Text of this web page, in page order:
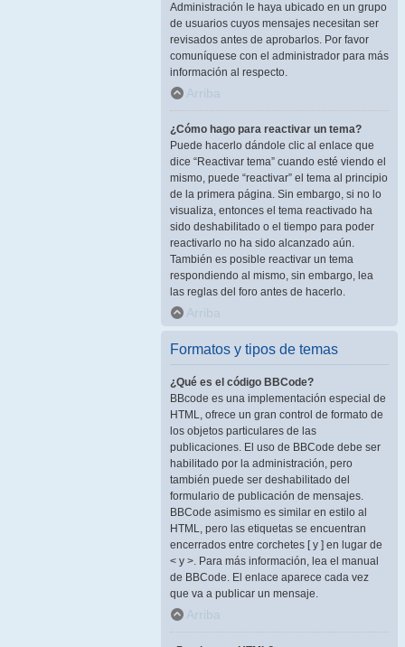
Administración le haya ubicado en un grupo
de usuarios cuyos mensajes necesitan ser
revisados antes de aprobarlos. Por favor
comuníquese con el administrador para más
información al respecto.
Arriba
¿Cómo hago para reactivar un tema?
Puede hacerlo dándole clic al enlace que
dice “Reactivar tema” cuando esté viendo el
mismo, puede “reactivar” el tema al principio
de la primera página. Sin embargo, si no lo
visualiza, entonces el tema reactivado ha
sido deshabilitado o el tiempo para poder
reactivarlo no ha sido alcanzado aún.
También es posible reactivar un tema
respondiendo al mismo, sin embargo, lea
las reglas del foro antes de hacerlo.
Arriba
Formatos y tipos de temas
¿Qué es el código BBCode?
BBcode es una implementación especial de
HTML, ofrece un gran control de formato de
los objetos particulares de las
publicaciones. El uso de BBCode debe ser
habilitado por la administración, pero
también puede ser deshabilitado del
formulario de publicación de mensajes.
BBCode asimismo es similar en estilo al
HTML, pero las etiquetas se encuentran
encerrados entre corchetes [ y ] en lugar de
< y >. Para más información, lea el manual
de BBCode. El enlace aparece cada vez
que va a publicar un mensaje.
Arriba